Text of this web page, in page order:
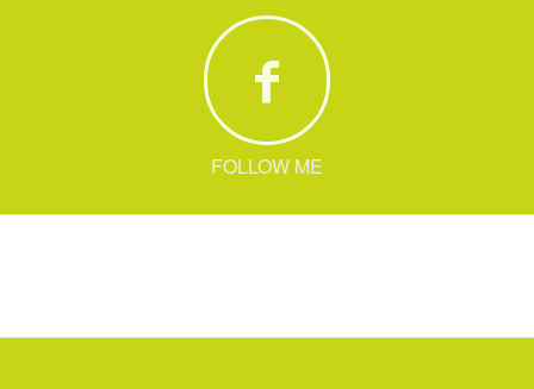
FOLLOW ME